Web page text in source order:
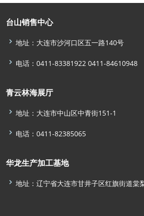
台山销售中心
地址：大连市沙河口区五一路140号
电话：0411-83381922 0411-84610948
青云林海展厅
地址：大连市中山区中青街151-1
电话：0411-82385065
华龙生产加工基地
地址：辽宁省大连市甘井子区红旗街道棠